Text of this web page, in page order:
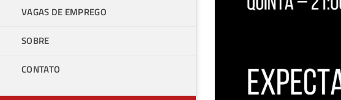
VAGAS DE EMPREGO
SOBRE
CONTATO